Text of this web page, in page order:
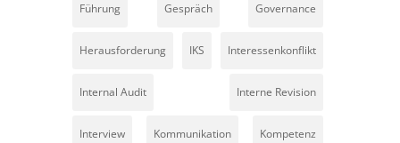
Führung Gespräch Governance
Herausforderung IKS Interessenkonflikt
Internal Audit Interne Revision
Interview Kommunikation Kompetenz